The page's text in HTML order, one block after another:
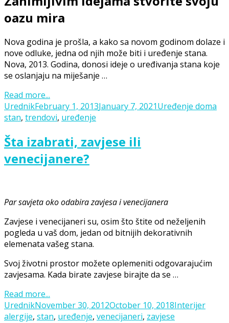
oazu mira
Nova godina je prošla, a kako sa novom godinom dolaze i
nove odluke, jedna od njih može biti i uređenje stana.
Nova, 2013. Godina, donosi ideje o uređivanja stana koje
se oslanjaju na miješanje …
Read more...
UrednikPosted
on
February 1, 2013January 7, 2021Categories
Uređenje doma
stan, trendovi, uređenje
Šta izabrati, zavjese ili
venecijanere?
Par savjeta oko odabira zavjesa i venecijanera
Zavjese i venecijaneri su, osim što štite od neželjenih
pogleda u vaš dom, jedan od bitnijih dekorativnih
elemenata vašeg stana.
Svoj životni prostor možete oplemeniti odgovarajućim
zavjesama. Kada birate zavjese birajte da se …
Read more...
UrednikPosted
on
November 30, 2012October 10, 2018Categories
InterijerTags
alergije, stan, uređenje, venecijaneri, zavjese